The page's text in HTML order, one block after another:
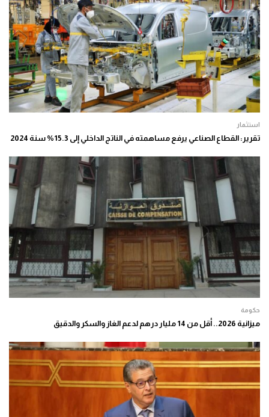
استثمار
تقرير: القطاع الصناعي يرفع مساهمته في الناتج الداخلي إلى 15.3% سنة 2024
حكومة
ميزانية 2026.. أقل من 14 مليار درهم لدعم الغاز والسكر والدقيق